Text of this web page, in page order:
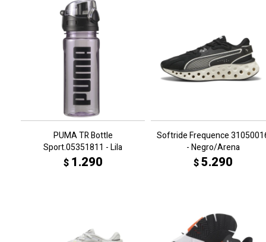
PUMA TR Bottle
Sport.05351811 - Lila
$ 1.290
Softride Frequence
- Negro/Arena
$5.290